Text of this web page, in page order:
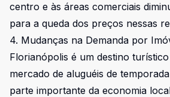
centro e às áreas comerciais
para a queda dos preços nessas
4. Mudanças na Demanda por
Florianópolis é um destino
mercado de aluguéis de
parte importante da economia